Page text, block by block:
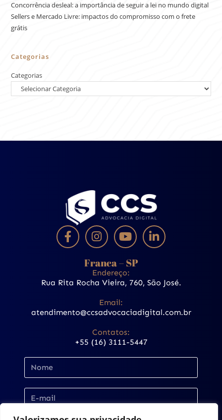
Concorrência desleal: a importância de seguir a lei no mundo digital
Sellers e Mercado Livre: impactos do compromisso com o frete
grátis
Categorias
Categorias
Franca – SP
Endereço:
Rua Rita Rocha Vieira, 760, São José.
Email:
atendimento@ccsadvocaciadigital.com.br
Contatos:
+55 (16) 3111-5447